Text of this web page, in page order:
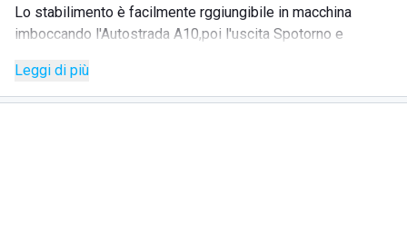
Lo stabilimento è facilmente rggiungibile in macchina
imboccando l'Autostrada A10,poi l'uscita Spotorno e
Lo scenario naturale in cui è immersa la struttura è un
piccolo angolo di paradiso, ideale per chi vuole rilassarsi in
Leggi di più